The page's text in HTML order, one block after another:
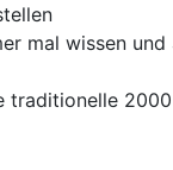
mal wissen
traditionelle